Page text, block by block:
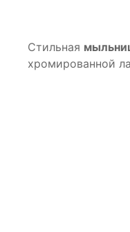
Стильная
хромированной